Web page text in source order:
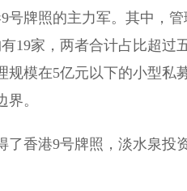
号牌照的主力军。其中，管
19家，两者合计占比超过
规模在5亿元以下的小型私
。
了香港9号牌照，淡水泉投